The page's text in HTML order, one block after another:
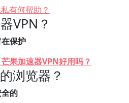
有何帮助？
VPN？
保护
果加速器VPN好用吗？
浏览器？
的